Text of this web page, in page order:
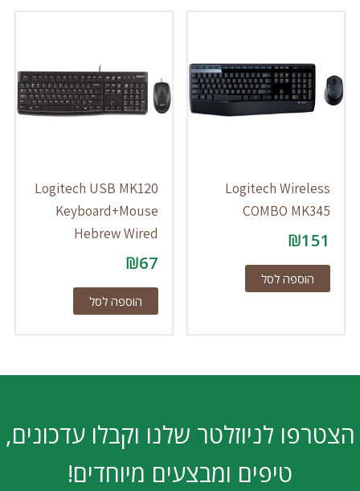
Logitech Wireless
COMBO MK345
₪151
הוספה לסל
Logitech USB MK120
Keyboard+Mouse
Hebrew Wired
₪67
הוספה לסל
הצטרפו לניוזלטר שלנו וקבלו עדכונים,
טיפים ומבצעים מיוחדים!